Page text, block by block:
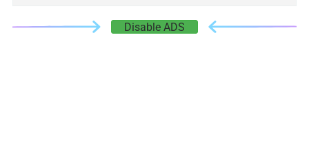
Disable ADS